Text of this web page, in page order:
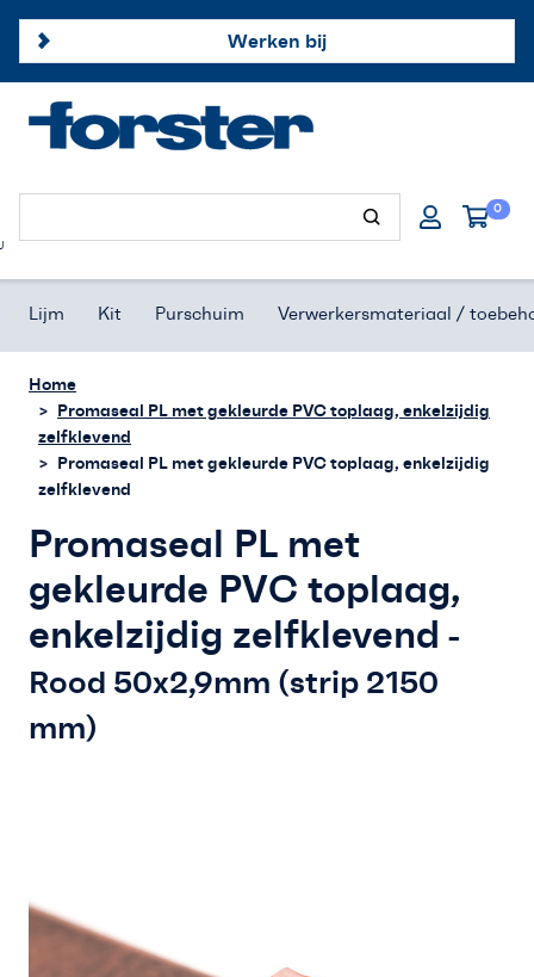
Forster profielen
Hang- & sluitwerk
Vakkennis
Contact
Professioneel account
Werken bij
0
Lijm Kit Purschuim Verwerkersmateriaal /
Home
Promaseal PL met gekleurde PVC toplaag, enkelzijdig
zelfklevend
Promaseal PL met gekleurde PVC toplaag, enkelzijdig
zelfklevend
Promaseal PL met
gekleurde PVC toplaag,
enkelzijdig zelfklevend -
Rood 50x2,9mm (strip 2150
mm)